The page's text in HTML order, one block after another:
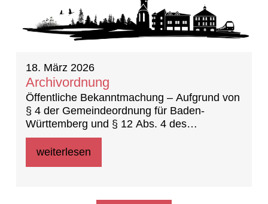
18. März 2026
Archivordnung
Öffentliche Bekanntmachung – Aufgrund von
§ 4 der Gemeindeordnung für Baden-
Württemberg und § 12 Abs. 4 des
Landesarchivgesetzes (22.07.2025) hat der
Gemeinderat in der öffentlichen
weiterlesen